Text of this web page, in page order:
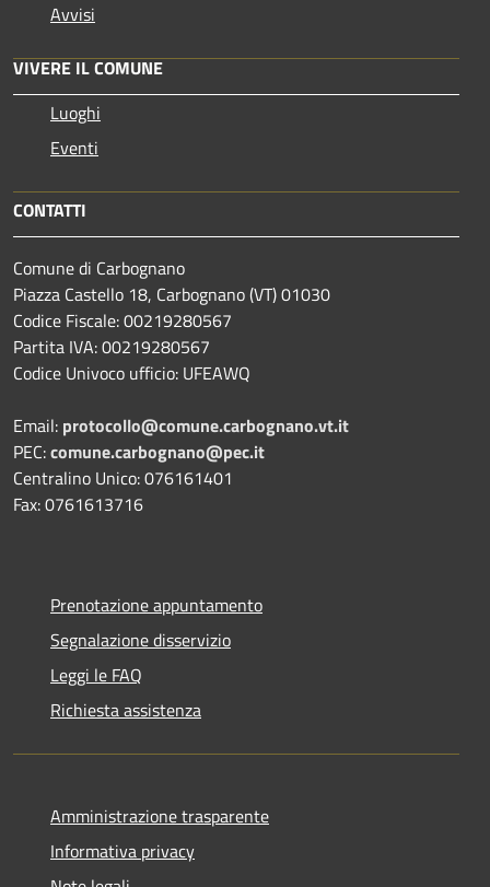
Avvisi
VIVERE IL COMUNE
Luoghi
Eventi
CONTATTI
Comune di Carbognano
Piazza Castello 18, Carbognano (VT) 01030
Codice Fiscale: 00219280567
Partita IVA: 00219280567
Codice Univoco ufficio: UFEAWQ
Email: protocollo@comune.carbognano.vt.it
PEC:comune.carbognano@pec.it
Centralino Unico: 076161401
Fax: 0761613716
Prenotazione appuntamento
Segnalazione disservizio
Leggi le FAQ
Richiesta assistenza
Amministrazione trasparente
Informativa privacy